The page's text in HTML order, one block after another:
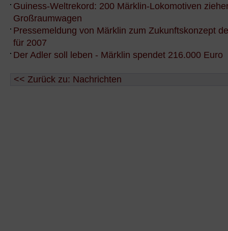
Guiness-Weltrekord: 200 Märklin-Lokomotiven
Großraumwagen
Pressemeldung von Märklin zum Zukunftskonzept
für 2007
Der Adler soll leben - Märklin spendet 216.000 Euro
<< Zurück zu: Nachrichten